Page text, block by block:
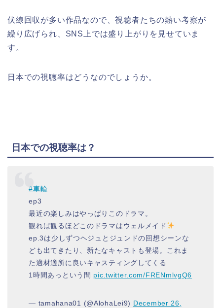
伏線回収が多い作品なので、視聴者たちの熱い考察が
繰り広げられ、SNS上では盛り上がりを見せていま
す。
日本での視聴率はどうなのでしょうか。
日本での視聴率は？
#車輪
ep3
最近の楽しみはやっぱりこのドラマ。
観れば観るほどこのドラマはウェルメイド
ep.3は少しずつヘジュとジュンドの回想シーンな
ども出てきたり、新たなキャストも登場。これま
た適材適所に良いキャスティングしてくる
1時間あっという間 pic.twitter.com/FRENmlvgQ6
— tamahana01 (@AlohaLei9) December 26,